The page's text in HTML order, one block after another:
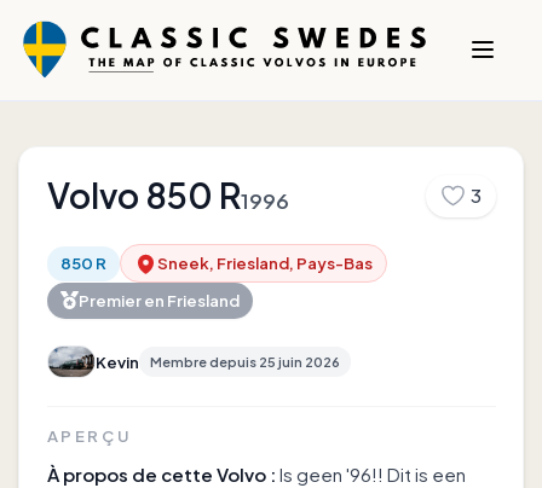
Volvo 850 R1996 3
850 R
Sneek, Friesland, Pays-Bas
Premier en Friesland
Kevin Membre depuis 25 juin 2026
APERÇU
À propos de cette Volvo : Is geen '96!! Dit is een